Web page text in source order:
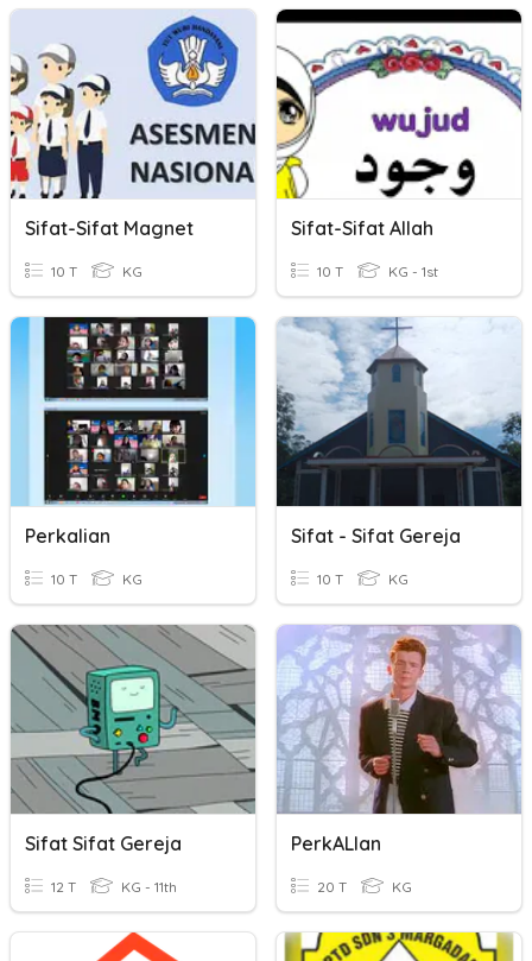
Sifat-Sifat Magnet
10 T KG
Sifat-Sifat Allah
10 T KG - 1st
Perkalian
10 T KG
Sifat - Sifat Gereja
10 T KG
Sifat Sifat Gereja
12 T KG - 11th
PerkALIan
20 T KG